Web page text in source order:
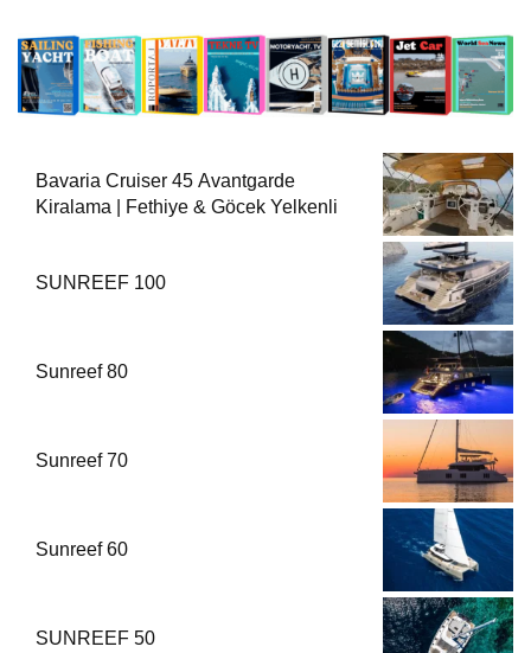
Bavaria Cruiser 45 Avantgarde
Kiralama | Fethiye & Göcek Yelkenli
SUNREEF 100
Sunreef 80
Sunreef 70
Sunreef 60
SUNREEF 50